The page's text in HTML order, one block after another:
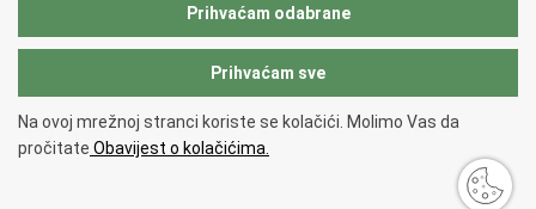
Međunarodni centar za podvodnu arheologiju u Zadru (MCPA)
Copyright © 2026 Ministarstvo kulture i medija.
pristupačnosti.
Prihvaćam odabrane
Prihvaćam sve
Na ovoj mrežnoj stranci koriste se kolačići. Molimo Vas da
pročitate Obavijest o kolačićima.